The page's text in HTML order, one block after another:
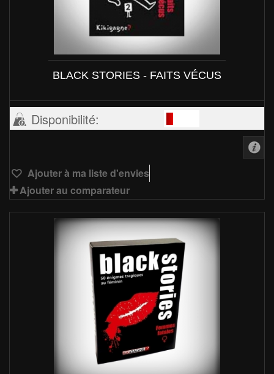
BLACK STORIES - FAITS VÉCUS
Disponibilité:
Ajouter à ma liste d'envies
Ajouter au comparateur